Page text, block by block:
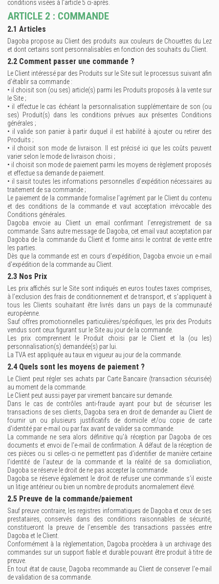
conditions visées à l’article 5 ci-après.
ARTICLE 2 : COMMANDE
2.1 Articles
Dagoba propose au Client des produits aux couleurs de Chouettes du Lez
et dont certains sont personnalisables en fonction des souhaits du Client.
2.2 Comment passer une commande ?
Le Client intéressé par des Produits sur le Site suit le processus suivant afin
d’établir sa commande :
• il choisit son (ou ses) article(s) parmi les Produits proposés à la vente sur
le Site ;
• il effectue le cas échéant la personnalisation supplémentaire de son (ou
ses) Produit(s) dans les conditions prévues aux présentes Conditions
générales ;
• il valide son panier à partir duquel il est habilité à ajouter ou retirer des
Produits ;
• il choisit son mode de livraison. Il est précisé ici que les coûts peuvent
varier selon le mode de livraison choisi ;
• il choisit son mode de paiement parmi les moyens de règlement proposés
et effectue sa demande de paiement.
• il saisit toutes les informations personnelles d’expédition nécessaires au
traitement de sa commande ;
Le paiement de la commande formalise l’agrément par le Client du contenu
et des conditions de la commande et vaut acceptation irrévocable des
Conditions générales.
Dagoba envoie au Client un email confirmant l’enregistrement de sa
commande. Sans autre message de Dagoba, cet email vaut acceptation par
Dagoba de la commande du Client et forme ainsi le contrat de vente entre
les parties.
Dès que la commande est en cours d'expédition, Dagoba envoie un e-mail
d'expédition de la commande au Client.
2.3 Nos Prix
Les prix affichés sur le Site sont indiqués en euros toutes taxes comprises,
à l’exclusion des frais de conditionnement et de transport, et s’appliquent à
tous les Clients souhaitant être livrés dans un pays de la communauté
européenne.
Sauf offres promotionnelles particulières/spécifiques, les prix des Produits
vendus sont ceux figurant sur le Site au jour de la commande.
Les prix comprennent le Produit choisi par le Client et la (ou les)
personnalisation(s) demandée(s) par lui.
La TVA est appliquée au taux en vigueur au jour de la commande.
2.4 Quels sont les moyens de paiement ?
Le Client peut régler ses achats par Carte Bancaire (transaction sécurisée)
au moment de la commande.
Le Client peut aussi payer par virement bancaire sur demande.
Dans le cas de contrôles anti-fraude ayant pour but de sécuriser les
transactions de ses clients, Dagoba sera en droit de demander au Client de
fournir un ou plusieurs justificatifs de domicile et/ou copie de carte
d'identité par e-mail ou par fax avant de valider sa commande.
La commande ne sera alors définitive qu'à réception par Dagoba de ces
documents et envoi de l'e-mail de confirmation. A défaut de la réception de
ces pièces ou si celles-ci ne permettent pas d'identifier de manière certaine
l'identité de l'auteur de la commande et la réalité de sa domiciliation,
Dagoba se réserve le droit de ne pas accepter la commande.
Dagoba se réserve également le droit de refuser une commande s'il existe
un litige antérieur ou bien un nombre de produits anormalement élevé.
2.5 Preuve de la commande/paiement
Sauf preuve contraire, les registres informatiques de Dagoba et ceux de ses
prestataires, conservés dans des conditions raisonnables de sécurité,
constitueront la preuve de l'ensemble des transactions passées entre
Dagoba et le Client.
Conformément à la règlementation, Dagoba procèdera à un archivage des
commandes sur un support fiable et durable pouvant être produit à titre de
preuve.
En tout état de cause, Dagoba recommande au Client de conserver l'e-mail
de validation de sa commande.